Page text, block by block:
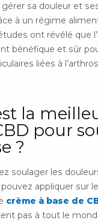
sa douleur et
à un régime
ont révélé que
bénéfique et sûr
liées à
la
pour
?
soulager les
pouvez appliquer sur
crème à base de
pas à tout le